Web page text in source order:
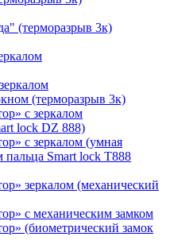
(терморазрыв 3к)
(терморазрыв 3к)
с зеркалом
lock DZ 888)
с зеркалом (умная
пальца Smart lock T888
зеркалом (механический
с механическим замком
(биометрический замок